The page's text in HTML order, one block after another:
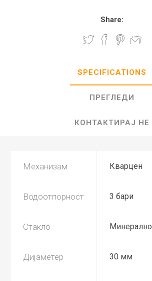
Share:
SPECIFICATIONS
ПРЕГЛЕДИ
КОНТАКТИРАЈ НЕ
Механизам Кварцен
Водоотпорност 3 бари
Стакло Минерално
Дијаметер 30 мм